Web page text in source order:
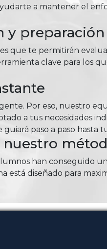
a mantener el
y
que te permitirán
clave para los
Por eso, nuestro
a tus necesidades
paso a paso hasta
nuestro
han conseguido
está diseñado para